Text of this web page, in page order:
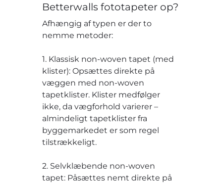
Betterwalls fototapeter op?
Afhængig af typen er der to
nemme metoder:
1. Klassisk non-woven tapet (med
klister): Opsættes direkte på
væggen med non-woven
tapetklister. Klister medfølger
ikke, da vægforhold varierer –
almindeligt tapetklister fra
byggemarkedet er som regel
tilstrækkeligt.
2. Selvklæbende non-woven
tapet: Påsættes nemt direkte på